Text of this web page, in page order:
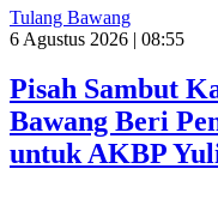
Tulang Bawang
6 Agustus 2026 | 08:55
Pisah Sambut
Bawang Beri
untuk AKBP